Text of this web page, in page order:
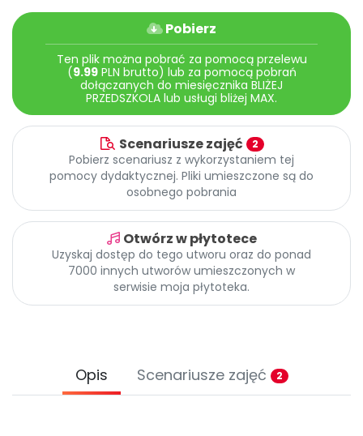
Pomoc
Pobierz
Ten plik można pobrać za pomocą przelewu
(9.99PLN brutto) lub za pomocą pobrań
dołączanych do miesięcznika BLIŻEJ
PRZEDSZKOLA lub usługi bliżej MAX.
Scenariusze zajęć 2
Pobierz scenariusz z wykorzystaniem tej
pomocy dydaktycznej. Pliki umieszczone są do
osobnego pobrania
Otwórz w płytotece
Uzyskaj dostęp do tego utworu oraz do ponad
7000 innych utworów umieszczonych w
serwisie moja płytoteka.
Opis Scenariusze zajęć 2